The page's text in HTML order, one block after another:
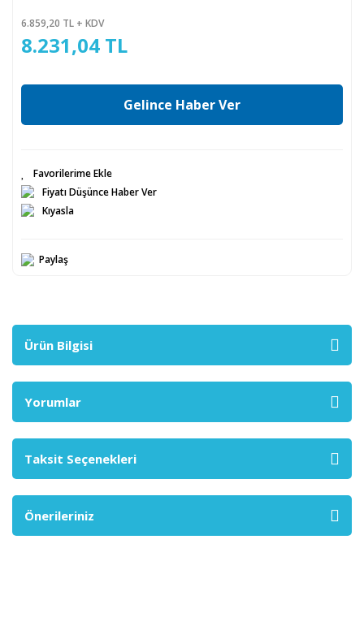
6.859,20 TL + KDV
8.231,04 TL
Gelince Haber Ver
Fiyatı Düşünce Haber Ver
Kıyasla
Paylaş
Ürün Bilgisi
Yorumlar
Taksit Seçenekleri
Önerileriniz